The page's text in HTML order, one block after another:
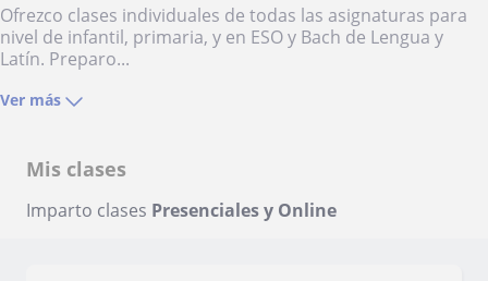
Ofrezco clases individuales de todas las asignaturas para
nivel de infantil, primaria, y en ESO y Bach de Lengua y
Latín. Preparo...
Ver más
Mis clases
Imparto clases Presenciales y Online